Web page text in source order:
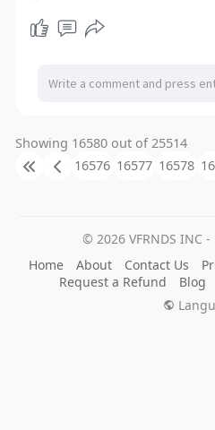
Showing 16580 out of 25514
16576 16577 16578
© 2026 VFRNDS INC
Home
About Contact Us
Request a Refund
Blog